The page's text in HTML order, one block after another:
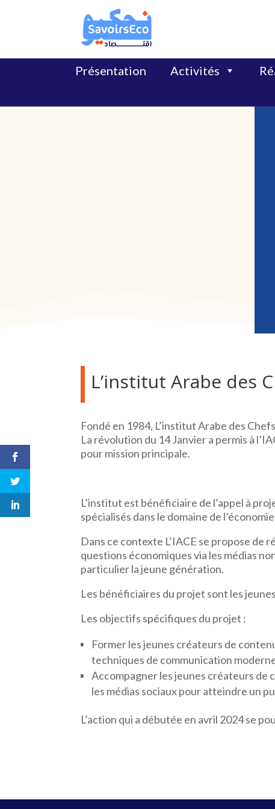
Présentation Activités
L’institut Arabe des
Fondé en 1984, L’institut Arabe des
La révolution du 14 Janvier a permis à
pour mission principale.
L’institut est bénéficiaire de l’appel à
spécialisés dans le domaine de
Dans ce contexte L’IACE se propose de
questions économiques via les médias
particulier la jeune génération.
Les bénéficiaires du projet sont les
Les objectifs spécifiques du projet :
Former les jeunes créateurs de
techniques de communication
Accompagner les jeunes créateurs de
les médias sociaux pour atteindre un
L’action qui a débutée en avril 2024 se